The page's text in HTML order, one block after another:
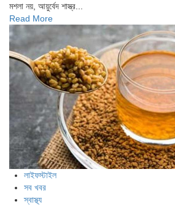
মশলা নয়, আয়ুর্বেদ শাস্ত্র...
Read More
লাইফস্টাইল
সব খবর
স্বাস্থ্য